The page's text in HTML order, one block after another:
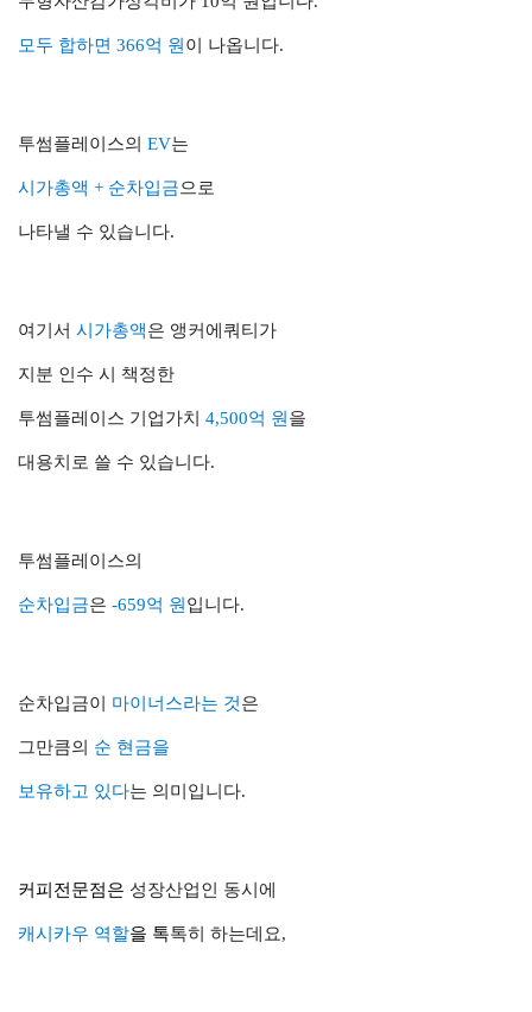
모두 합하면 366억 원 이 나옵니다.
투썸플레이스의 EV는
시가총액 + 순차입금으로
나타낼 수 있습니다.
여기서 시가총액은 앵커에쿼티가
지분 인수 시 책정한
투썸플레이스 기업가치 4,500억 원 을
대용치로 쓸 수 있습니다.
투썸플레이스의
순차입금은 -659억 원 입니다.
순차입금이 마이너스라는 것은
그만큼의 순 현금을
보유하고 있다는 의미입니다.
커피전문점은 성장산업인 동시에
캐시카우 역할을 톡톡히 하는데요,